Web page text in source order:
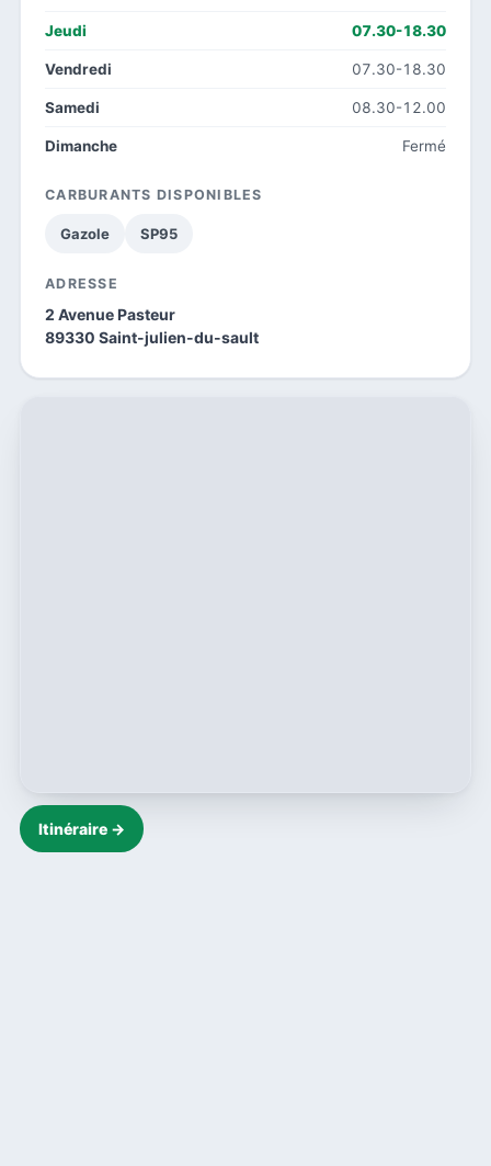
Jeudi 07.30-18.30
Vendredi 07.30-18.30
Samedi 08.30-12.00
Dimanche Fermé
CARBURANTS DISPONIBLES
Gazole SP95
ADRESSE
2 Avenue Pasteur
89330 Saint-julien-du-sault
Itinéraire →